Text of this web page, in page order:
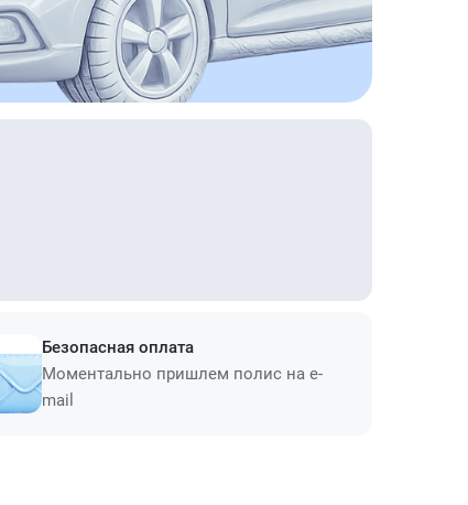
Безопасная оплата
Моментально пришлем полис на e-
mail